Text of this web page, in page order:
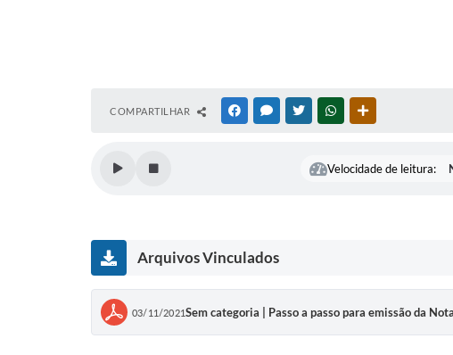
COMPARTILHAR FACEBOOKMESSENGER
TWITTERWHATSAPP
Velocidade de leitura:
Arquivos Vinculados
03/11/2021Sem categoria | Passo a passo para emissão da